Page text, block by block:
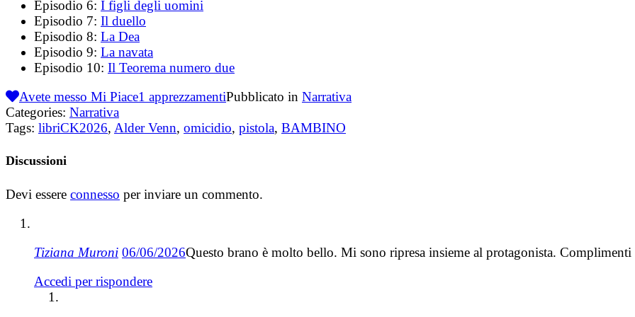
Episodio 6: I figli degli uomini
Episodio 7: Il duello
Episodio 8: La Dea
Episodio 9: La navata
Episodio 10: Il Teorema numero due
Avete messo Mi Piace1 apprezzamentiPubblicato in Narrativa
Categories: Narrativa
Tags: libriCK2026, Alder Venn, omicidio, pistola, BAMBINO
Discussioni
Devi essere connesso per inviare un commento.
Tiziana Muroni 06/06/2026Questo brano è molto bello. Mi sono ripresa insieme al protagonista. Complimenti
Accedi per rispondere